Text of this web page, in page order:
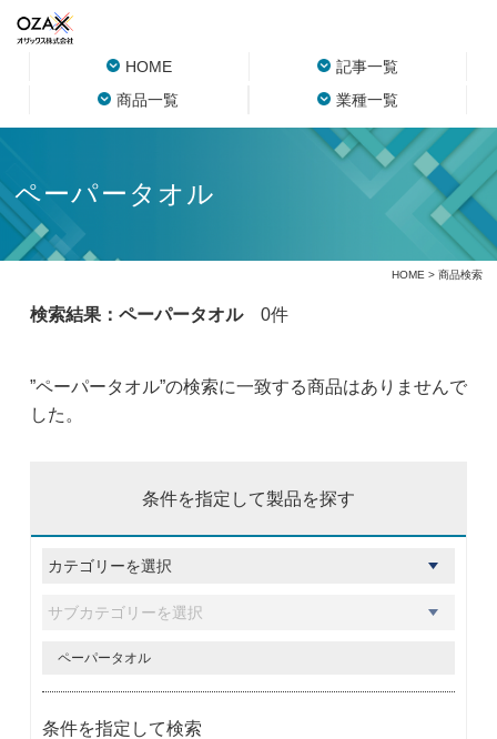
HOME
記事一覧
商品一覧
業種一覧
ペーパータオル
HOME > 商品検索
検索結果：ペーパータオル0件
”ペーパータオル”の検索に一致する商品はありませんで
した。
条件を指定して製品を探す
条件を指定して検索